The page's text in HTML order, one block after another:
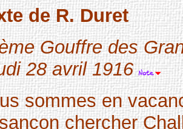
de R. Duret
Gouffre des
28 avril 1916
sommes en
chercher